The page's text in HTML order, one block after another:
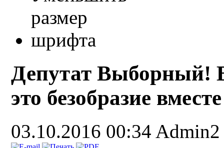
Депутат Выборный!
это безобразие
03.10.2016 00:34 Admin2